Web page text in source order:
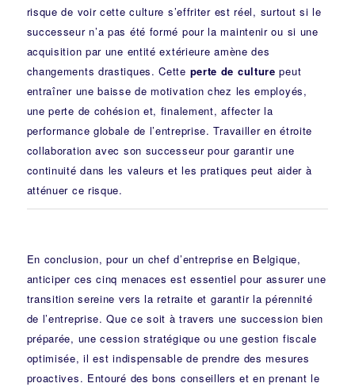
risque de voir cette culture s’effriter est réel, surtout si le
successeur n’a pas été formé pour la maintenir ou si une
acquisition par une entité extérieure amène des
changements drastiques. Cette perte de culture peut
entraîner une baisse de motivation chez les employés,
une perte de cohésion et, finalement, affecter la
performance globale de l’entreprise. Travailler en étroite
collaboration avec son successeur pour garantir une
continuité dans les valeurs et les pratiques peut aider à
atténuer ce risque.
En conclusion, pour un chef d’entreprise en Belgique,
anticiper ces cinq menaces est essentiel pour assurer une
transition sereine vers la retraite et garantir la pérennité
de l’entreprise. Que ce soit à travers une succession bien
préparée, une cession stratégique ou une gestion fiscale
optimisée, il est indispensable de prendre des mesures
proactives. Entouré des bons conseillers et en prenant le